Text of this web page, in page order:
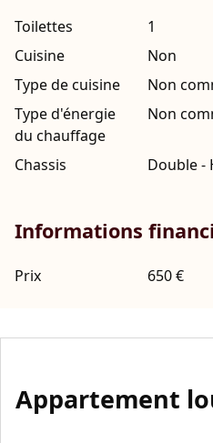
Toilettes
1
Cuisine
Non
Type de cuisine
Non
Type d'énergie
du chauffage
Non
Chassis Double -
Informations
Prix 650 €
Appartement